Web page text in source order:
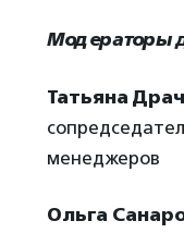
Модераторы
Татьяна
менеджеров
Ольга